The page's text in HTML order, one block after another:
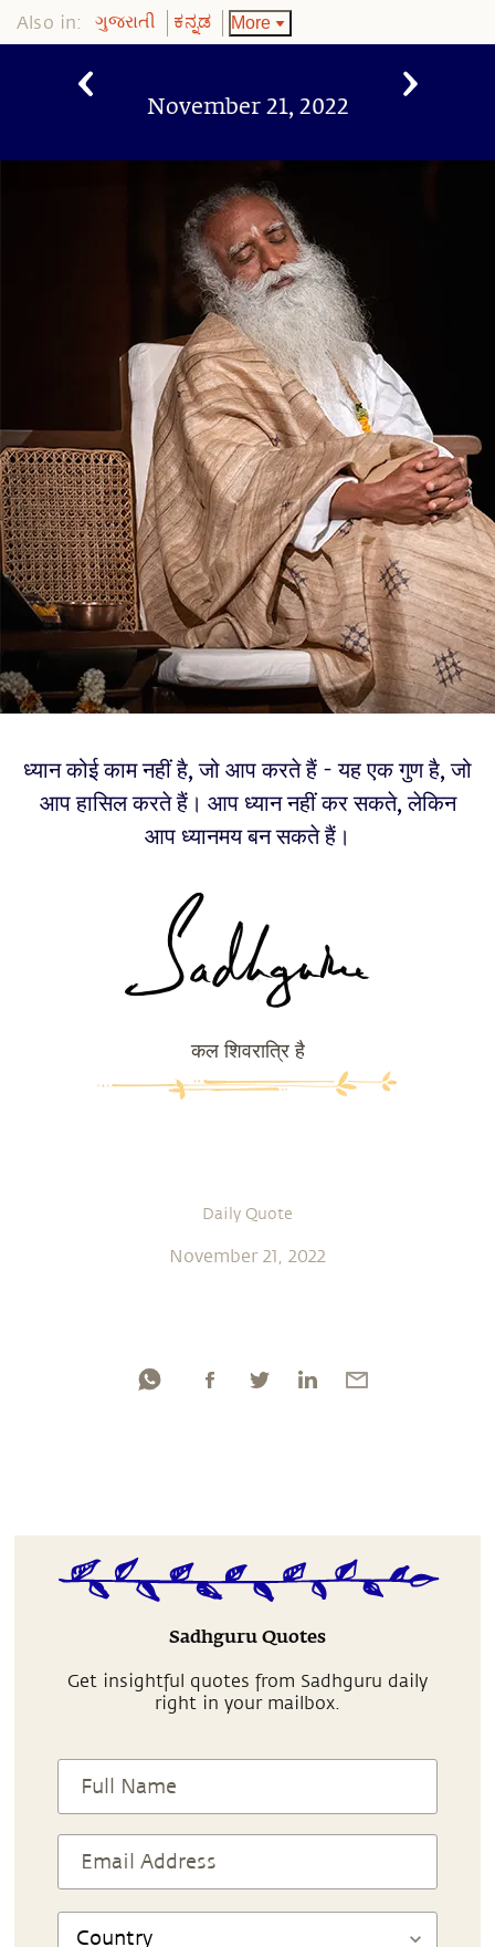
Also in: ગુજરાતી ಕನ್ನಡ More
November 21, 2022
ध्यान कोई काम नहीं है, जो आप करते हैं - यह एक गुण है, जो
आप हासिल करते हैं। आप ध्यान नहीं कर सकते, लेकिन
आप ध्यानमय बन सकते हैं।
कल शिवरात्रि है
Daily Quote
November 21, 2022
Sadhguru Quotes
Get insightful quotes from Sadhguru daily
right in your mailbox.